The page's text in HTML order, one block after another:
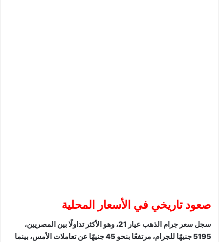
صعود تاريخي في الأسعار المحلية
سجل سعر جرام الذهب عيار 21، وهو الأكثر تداولًا بين المصريين،
5195 جنيهًا للجرام، مرتفعًا بنحو 45 جنيهًا عن تعاملات الأمس، بينما